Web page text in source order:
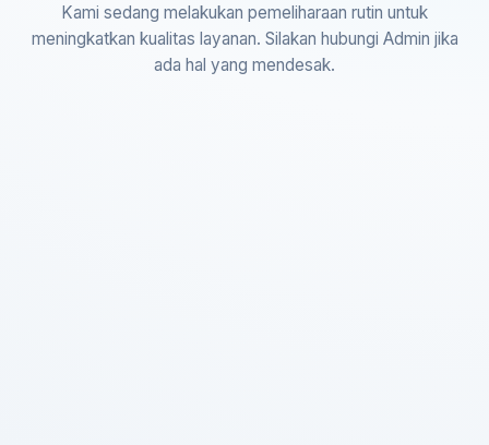
Kami sedang melakukan pemeliharaan rutin untuk
meningkatkan kualitas layanan. Silakan hubungi Admin jika
ada hal yang mendesak.